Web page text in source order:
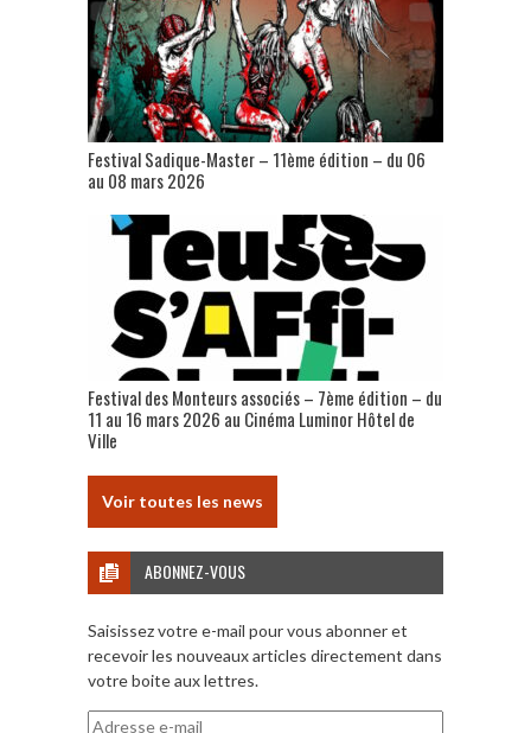
Festival Sadique-Master – 11ème édition – du 06
au 08 mars 2026
Festival des Monteurs associés – 7ème édition – du
11 au 16 mars 2026 au Cinéma Luminor Hôtel de
Ville
Voir toutes les news
ABONNEZ-VOUS
Saisissez votre e-mail pour vous abonner et
recevoir les nouveaux articles directement dans
votre boite aux lettres.
Adresse